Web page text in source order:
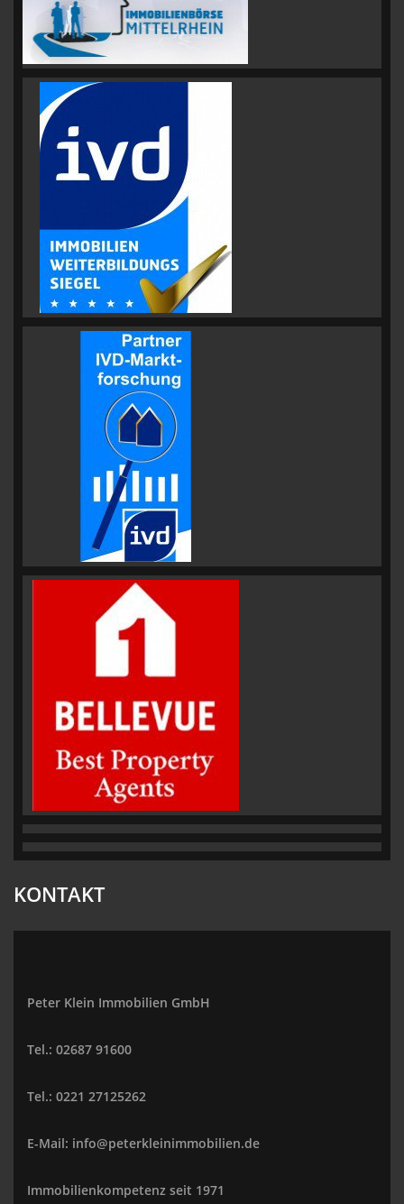
KONTAKT
Peter Klein Immobilien GmbH
Tel.: 02687 91600
Tel.: 0221 27125262
E-Mail: info@peterkleinimmobilien.de
Immobilienkompetenz seit 1971